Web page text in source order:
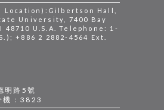
明路5號
：3823
Location):Gilbertson Hall,
University, 7400 Bay
48710 U.S.A. Telephone: 1-
+886 2 2882-4564 Ext.